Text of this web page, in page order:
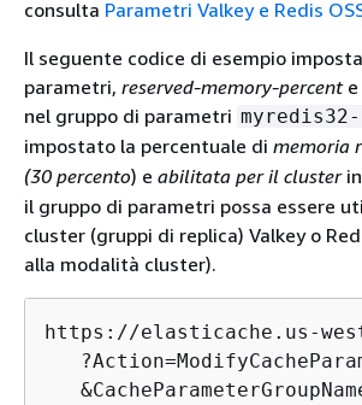
consulta Parametri Valkey e Redis
Il seguente codice di esempio
parametri, reserved-memory-percente
nel gruppo di parametri
impostato la percentuale di memoria
(30 percento) e abilitata per il clusterin
il gruppo di parametri possa essere
cluster (gruppi di replica) Valkey o
alla modalità cluster).
https://elasticache.us-